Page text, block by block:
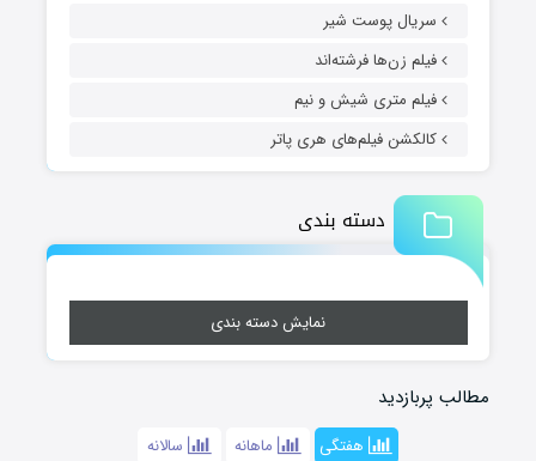
سریال پوست شیر
فیلم زن‌ها فرشته‌اند
فیلم متری شیش و نیم
کالکشن فیلم‌های هری پاتر
دسته بندی
نمایش دسته بندی
مطالب پربازدید
هفتگی ماهانه سالانه